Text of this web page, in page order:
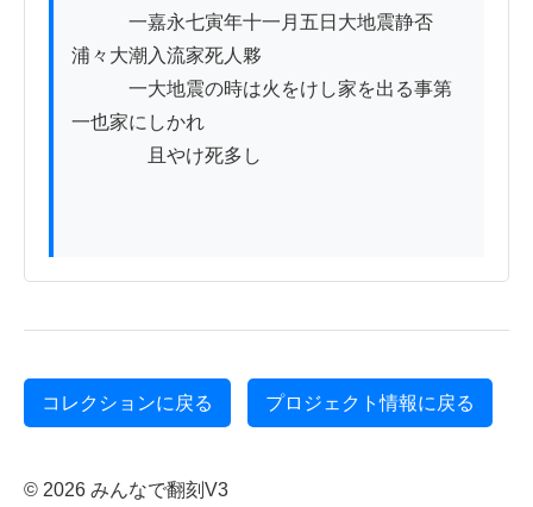
一嘉永七寅年十一月五日大地震静否
浦々大潮入流家死人夥
一大地震の時は火をけし家を出る事第
一也家にしかれ
且やけ死多し
コレクションに戻る プロジェクト情報に戻る
© 2026 みんなで翻刻V3